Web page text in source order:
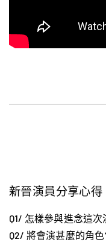
新晉演員分享心得
Q1/ 怎樣參與進念這次
Q2/ 將會演甚麼的角色